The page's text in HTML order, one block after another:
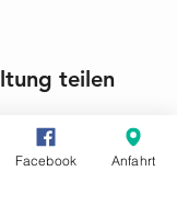
teilen
Facebook Anfahrt